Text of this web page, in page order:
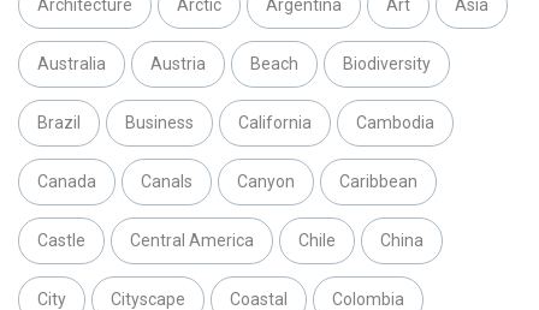
Architecture Arctic Argentina Art Asia
Australia Austria Beach Biodiversity
Brazil Business California Cambodia
Canada Canals Canyon Caribbean
Castle Central America Chile China
City Cityscape Coastal Colombia